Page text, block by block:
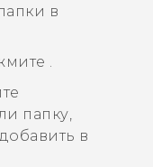
в
.
папку,
в